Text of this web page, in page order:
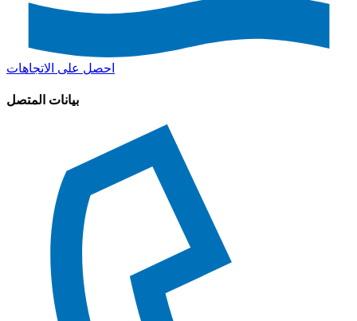
احصل على الاتجاهات
بيانات المتصل